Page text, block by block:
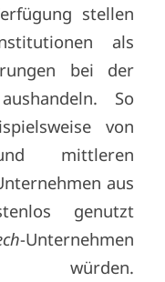
stellen
als
bei der
So
von
mittleren
aus
genutzt
-Unternehmen
würden.